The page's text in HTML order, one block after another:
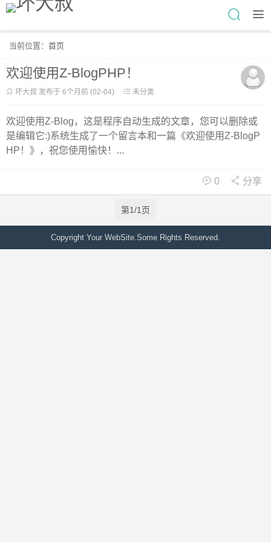
当前位置： 首页
欢迎使用Z-BlogPHP！
坏大叔 发布于 6个月前 (02-04) 未分类
欢迎使用Z-Blog，这是程序自动生成的文章，您可以删除或
是编辑它:)系统生成了一个留言本和一篇《欢迎使用Z-BlogP
HP！》，祝您使用愉快！...
0 分享
第1/1页
Copyright Your WebSite.Some Rights Reserved.